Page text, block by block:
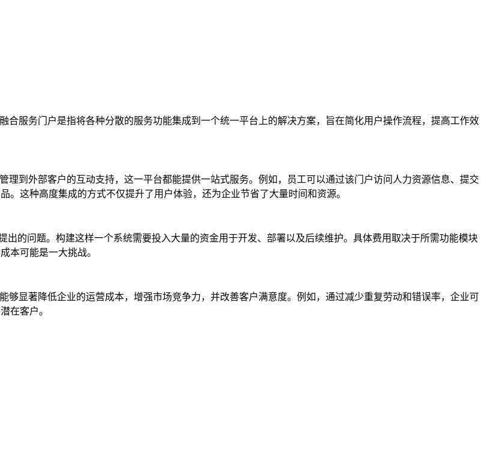
合服务门户是指将各种分散的服务功能集成到一个统一平台上的解决方案，旨在简化用户操作流程，提高工作效
理到外部客户的互动支持，这一平台都能提供一站式服务。例如，员工可以通过该门户访问人力资源信息、提交
这种高度集成的方式不仅提升了用户体验，还为企业节省了大量时间和资源。
出的问题。构建这样一个系统需要投入大量的资金用于开发、部署以及后续维护。具体费用取决于所需功能模块
本可能是一大挑战。
够显著降低企业的运营成本，增强市场竞争力，并改善客户满意度。例如，通过减少重复劳动和错误率，企业可
在客户。